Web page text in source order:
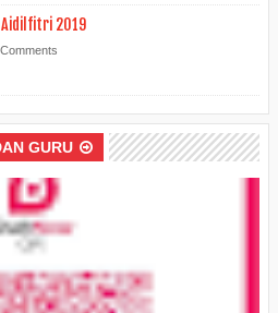
Aidilfitri 2019
GURU